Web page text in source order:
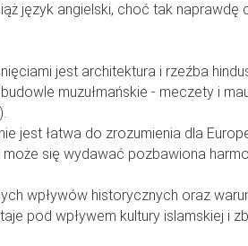
język angielski, choć tak naprawdę
jest architektura i rzeźba
muzułmańskie - meczety i
jest łatwa do zrozumienia dla
się wydawać pozbawiona
wpływów historycznych oraz
pod wpływem kultury islamskiej i